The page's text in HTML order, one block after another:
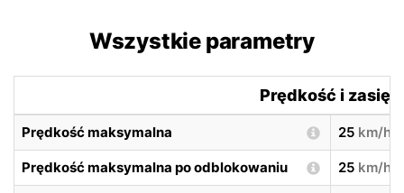
Wszystkie parametry
Prędkość i zasięg
Prędkość maksymalna 25 km/h
Prędkość maksymalna po odblokowaniu 25 km/h